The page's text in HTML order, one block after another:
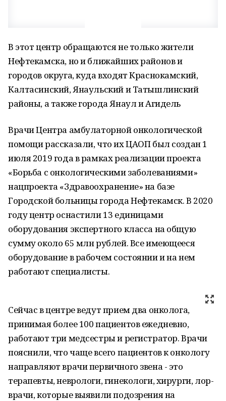
В этот центр обращаются не только жители
Нефтекамска, но и ближайших районов и
городов округа, куда входят Краснокамский,
Калтасинский, Янаульский и Татышлинский
районы, а также города Янаул и Агидель
Врачи Центра амбулаторной онкологической
помощи рассказали, что их ЦАОП был создан 1
июля 2019 года в рамках реализации проекта
«Борьба с онкологическими заболеваниями»
нацпроекта «Здравоохранение» на базе
Городской больницы города Нефтекамск. В 2020
году центр оснастили 13 единицами
оборудования экспертного класса на общую
сумму около 65 млн рублей. Все имеющееся
оборудование в рабочем состоянии и на нем
работают специалисты.
Сейчас в центре ведут прием два онколога,
принимая более 100 пациентов ежедневно,
работают три медсестры и регистратор. Врачи
пояснили, что чаще всего пациентов к онкологу
направляют врачи первичного звена - это
терапевты, неврологи, гинекологи, хирурги, лор-
врачи, которые выявили подозрения на